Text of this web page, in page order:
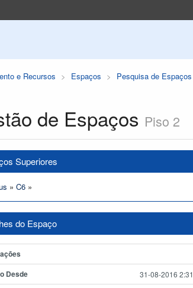
e Recursos Espaços Pesquisa de Espaços
de Espaços Piso 2
Superiores
» C6 »
do Espaço
Desde
31-08-2016 2:31